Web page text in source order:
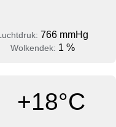
766 mmHg
Wolkendek: 1 %
+18°C